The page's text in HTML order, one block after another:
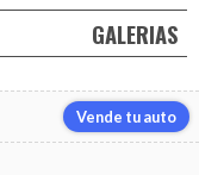
GALERIAS
Vende tu auto